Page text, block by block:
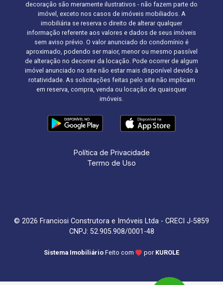
decoração são meramente ilustrativos - não fazem parte do
imóvel, exceto nos casos de imóveis mobiliados. A
imobiliária se reserva o direito de alterar qualquer
informação referente aos valores e dados de seus imóveis
sem aviso prévio. O valor anunciado do condomínio é
aproximado, podendo ser maior, menor ou mesmo passível
de alteração no decorrer da locação. Pode ocorrer de algum
imóvel anunciado no site não estar mais disponível devido à
rotatividade. As solicitações feitas pelo site não implicam
em reserva, compra, venda ou locação de quaisquer
imóveis.
Política de Privacidade
Termo de Uso
© 2026 Franciosi Construtora e Imóveis Ltda - CRECI J-5859
CNPJ: 52.905.908/0001-48
Sistema Imobiliário Feito com por KUROLE